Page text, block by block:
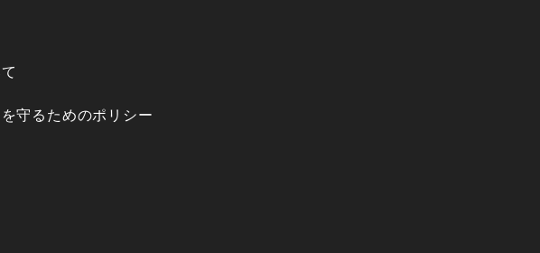
守るためのポリシー